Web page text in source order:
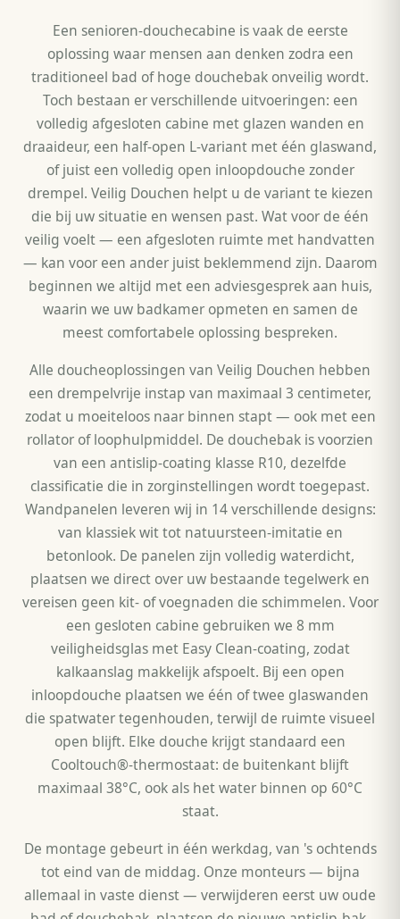
Een senioren-douchecabine is vaak de eerste
oplossing waar mensen aan denken zodra een
traditioneel bad of hoge douchebak onveilig wordt.
Toch bestaan er verschillende uitvoeringen: een
volledig afgesloten cabine met glazen wanden en
draaideur, een half-open L-variant met één glaswand,
of juist een volledig open inloopdouche zonder
drempel. Veilig Douchen helpt u de variant te kiezen
die bij uw situatie en wensen past. Wat voor de één
veilig voelt — een afgesloten ruimte met handvatten
— kan voor een ander juist beklemmend zijn. Daarom
beginnen we altijd met een adviesgesprek aan huis,
waarin we uw badkamer opmeten en samen de
meest comfortabele oplossing bespreken.
Alle doucheoplossingen van Veilig Douchen hebben
een drempelvrije instap van maximaal 3 centimeter,
zodat u moeiteloos naar binnen stapt — ook met een
rollator of loophulpmiddel. De douchebak is voorzien
van een antislip-coating klasse R10, dezelfde
classificatie die in zorginstellingen wordt toegepast.
Wandpanelen leveren wij in 14 verschillende designs:
van klassiek wit tot natuursteen-imitatie en
betonlook. De panelen zijn volledig waterdicht,
plaatsen we direct over uw bestaande tegelwerk en
vereisen geen kit- of voegnaden die schimmelen. Voor
een gesloten cabine gebruiken we 8 mm
veiligheidsglas met Easy Clean-coating, zodat
kalkaanslag makkelijk afspoelt. Bij een open
inloopdouche plaatsen we één of twee glaswanden
die spatwater tegenhouden, terwijl de ruimte visueel
open blijft. Elke douche krijgt standaard een
Cooltouch®-thermostaat: de buitenkant blijft
maximaal 38°C, ook als het water binnen op 60°C
staat.
De montage gebeurt in één werkdag, van 's ochtends
tot eind van de middag. Onze monteurs — bijna
allemaal in vaste dienst — verwijderen eerst uw oude